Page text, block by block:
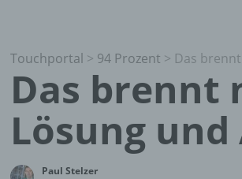
Touchportal > 94 Prozent > Das
Das brennt
Lösung
Paul Stelzer